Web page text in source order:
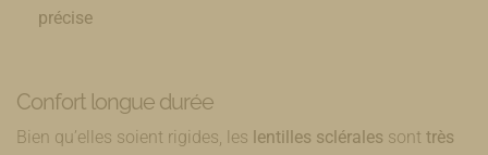
précise
Confort longue durée
Bien qu’elles soient rigides, les lentilles sclérales sont très